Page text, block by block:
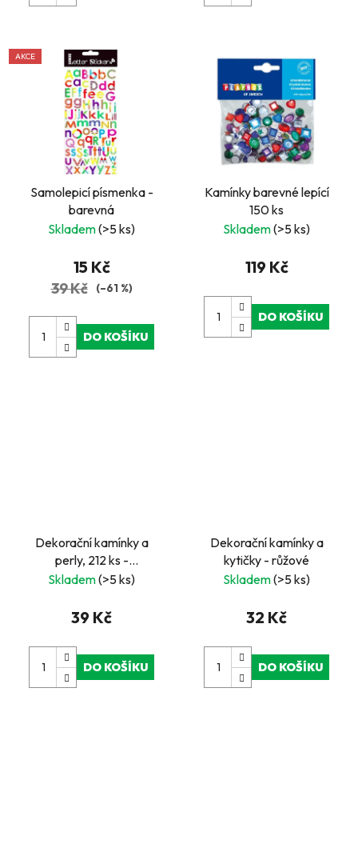
AKCE
Samolepicí písmenka -
barevná
Skladem(>5 ks)
15 Kč
39 Kč (–61 %)
DO KOŠÍKU
Kamínky barevné lepící
150 ks
Skladem(>5 ks)
119 Kč
DO KOŠÍKU
Dekorační kamínky a
perly, 212 ks -
modrozelené
Skladem(>5 ks)
39 Kč
DO KOŠÍKU
Dekorační kamínky a
kytičky - růžové
Skladem(>5 ks)
32 Kč
DO KOŠÍKU